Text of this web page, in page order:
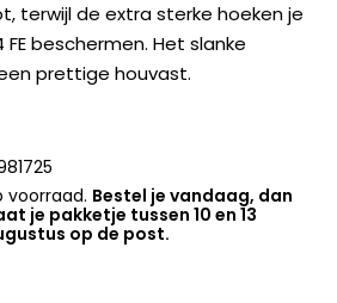
terwijl de extra sterke hoeken je
FE beschermen. Het slanke
prettige houvast.
voorraad. Bestel je vandaag, dan
je pakketje tussen 10 en 13
op de post.